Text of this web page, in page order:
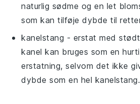
naturlig sødme og en let
som kan tilføje dybde til
kanelstang - erstat med
kanel kan bruges som en
erstatning, selvom det ikke
dybde som en hel kanelstang.